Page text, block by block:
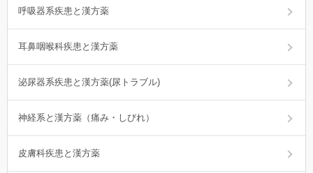
呼吸器系疾患と漢方薬
耳鼻咽喉科疾患と漢方薬
泌尿器系疾患と漢方薬(尿トラブル)
神経系と漢方薬（痛み・しびれ）
皮膚科疾患と漢方薬